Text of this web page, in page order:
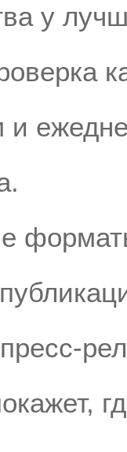
у
и